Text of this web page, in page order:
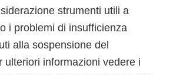
strumenti utili a
i problemi di insufficienza
alla sospensione del
ulteriori informazioni vedere i